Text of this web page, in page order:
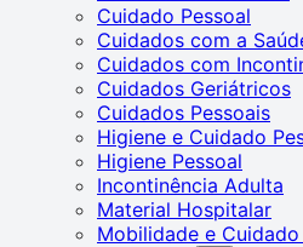
Cuidado Pessoal
Cuidados com a
Cuidados com
Cuidados Geriátricos
Cuidados Pessoais
Higiene e Cuidado
Higiene Pessoal
Incontinência Adulta
Material Hospitalar
Mobilidade e